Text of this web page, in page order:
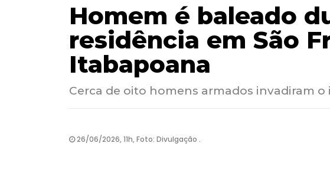
Homem é baleado
residência em São
Itabapoana
Cerca de oito homens armados invadiram o
26/06/2026, 11h, Foto: Divulgação .